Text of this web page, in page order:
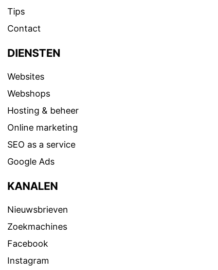
Tips
Contact
DIENSTEN
Websites
Webshops
Hosting & beheer
Online marketing
SEO as a service
Google Ads
KANALEN
Nieuwsbrieven
Zoekmachines
Facebook
Instagram